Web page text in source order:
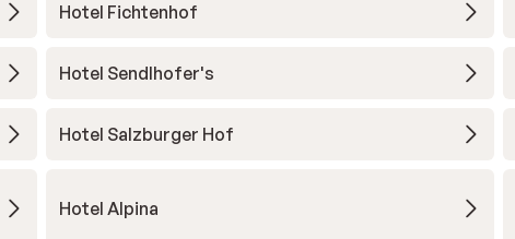
Hotel Fichtenhof
Hotel Sendlhofer's
Hotel Salzburger Hof
Hotel Alpina